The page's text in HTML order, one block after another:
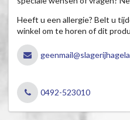
Heeft u een allergie? Belt u
winkel om te horen of dit
0492-523010